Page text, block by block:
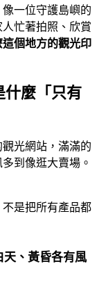
一位守護島嶼的
忙著拍照、欣賞
這個地方的觀光印
什麼「只有
光網站，滿滿的
到像逛大賣場。
是把所有產品都
、黃昏各有風